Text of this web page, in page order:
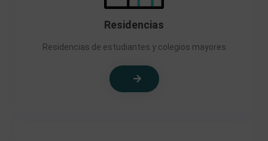
Residencias
Residencias de estudiantes y colegios mayores